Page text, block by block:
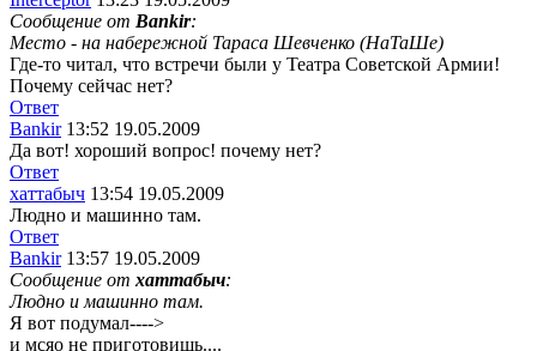
Сообщение от Bankir:
Место - на набережной Тараса Шевченко (НаТаШе)
Где-то читал, что встречи были у Театра Советской Армии!
Почему сейчас нет?
Ответ
Bankir13:52 19.05.2009
Да вот! хороший вопрос! почему нет?
Ответ
хаттабыч 13:54 19.05.2009
Людно и машинно там.
Ответ
Bankir13:57 19.05.2009
Сообщение от хаттабыч:
Людно и машинно там.
Я вот подумал---->
и мсяо не приготовишь....